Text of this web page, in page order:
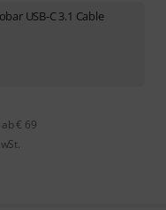
USB-C 3.1 Cable
€ 69